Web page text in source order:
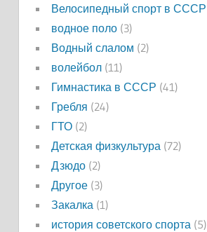
Велосипедный спорт в СССР
водное поло(3)
Водный слалом (2)
волейбол(11)
Гимнастика в СССР (41)
Гребля (24)
ГТО(2)
Детская физкультура (72)
Дзюдо(2)
Другое(3)
Закалка (1)
история советского спорта (5)